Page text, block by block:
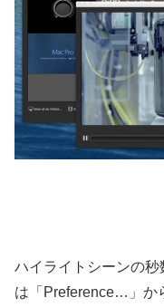
ハイライトシーンの秒
は「Preference…」か